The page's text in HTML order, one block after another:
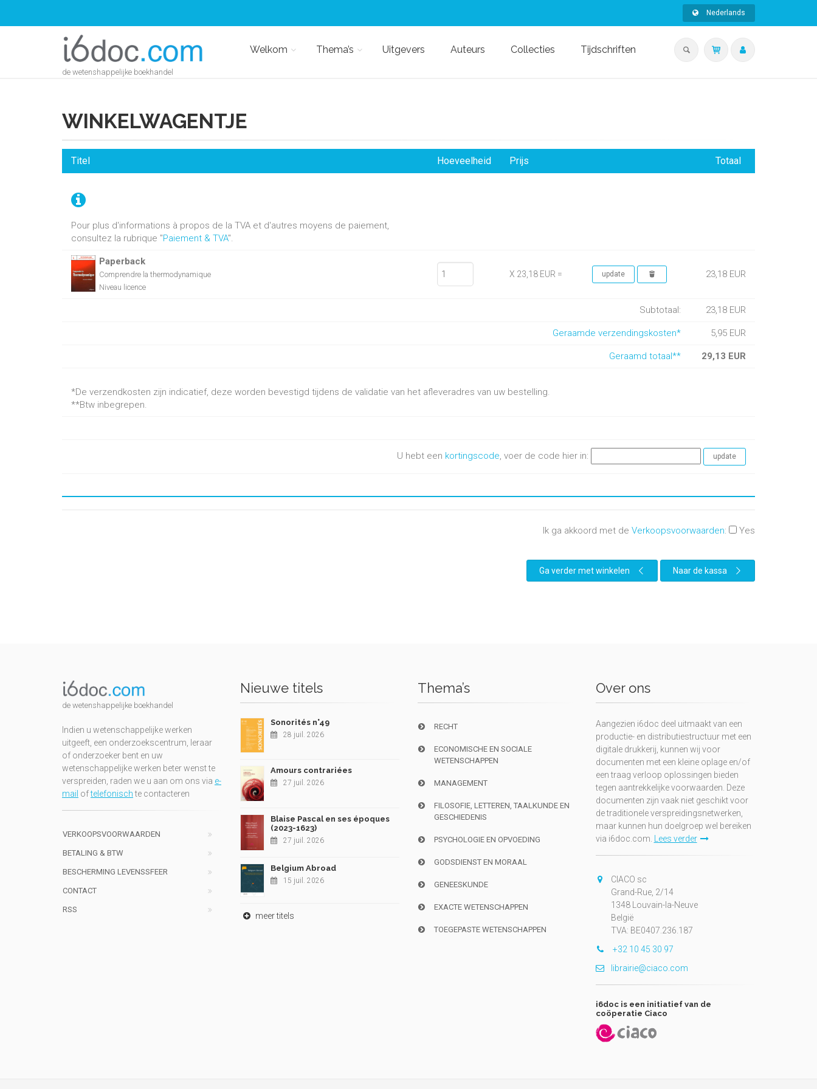
Nederlands
de wetenshappelijke boekhandel
Welkom Thema’s Uitgevers Auteurs Collecties Tijdschriften
WINKELWAGENTJE
Pour plus d'informations à propos de la TVA et d'autres moyens de paiement,
consultez la rubrique "Paiement & TVA".
Titel Hoeveelheid Prijs Totaal
Paperback
Comprendre la thermodynamique
Niveau licence
X 23,18 EUR = 23,18 EUR
Subtotaal: 23,18 EUR
Geraamde verzendingskosten* 5,95 EUR
Geraamd totaal** 29,13 EUR
*De verzendkosten zijn indicatief, deze worden bevestigd tijdens de validatie van het afleveradres van uw bestelling.
**Btw inbegrepen.
U hebt een kortingscode, voer de code hier in:
Ik ga akkoord met de Verkoopsvoorwaarden: Yes
Ga verder met winkelen Naar de kassa
de wetenshappelijke boekhandel
Indien u wetenschappelijke werken
uitgeeft, een onderzoekscentrum, leraar
of onderzoeker bent en uw
wetenschappelijke werken beter wenst te
verspreiden, raden we u aan om ons via e-
mail oftelefonischte contacteren
VERKOOPSVOORWAARDEN
BETALING & BTW
BESCHERMING LEVENSSFEER
CONTACT
RSS
Nieuwe titels
Sonorités n°49
28 juil. 2026
Amours contrariées
27 juil. 2026
Blaise Pascal en ses époques
(2023-1623)
27 juil. 2026
Belgium Abroad
15 juil. 2026
meer titels
Thema’s
RECHT
ECONOMISCHE EN SOCIALE
WETENSCHAPPEN
MANAGEMENT
FILOSOFIE, LETTEREN, TAALKUNDE EN
GESCHIEDENIS
PSYCHOLOGIE EN OPVOEDING
GODSDIENST EN MORAAL
GENEESKUNDE
EXACTE WETENSCHAPPEN
TOEGEPASTE WETENSCHAPPEN
Over ons
Aangezien i6doc deel uitmaakt van een
productie- en distributiestructuur met een
digitale drukkerij, kunnen wij voor
documenten met een kleine oplage en/of
een traag verloop oplossingen bieden
tegen aantrekkelijke voorwaarden. Deze
documenten zijn vaak niet geschikt voor
de traditionele verspreidingsnetwerken,
maar kunnen hun doelgroep wel bereiken
via i6doc.com.
Lees verder
CIACO sc
Grand-Rue, 2/14
1348 Louvain-la-Neuve
België
TVA: BE0407.236.187
+32 10 45 30 97
librairie@ciaco.com
i6doc is een initiatief van de
coöperatie Ciaco